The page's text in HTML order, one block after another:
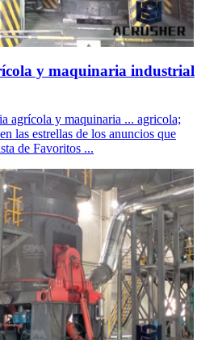
y maquinaria industrial
agrícola y maquinaria ... agricola;
las estrellas de los anuncios que
de Favoritos ...